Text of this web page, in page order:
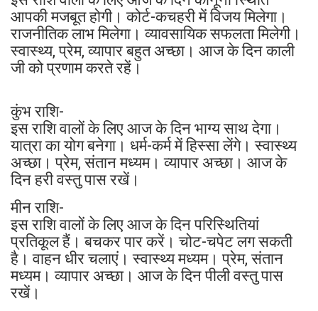
आपकी मजबूत होगी। कोर्ट-कचहरी में विजय मिलेगा।
राजनीतिक लाभ मिलेगा। व्यावसायिक सफलता मिलेगी।
स्वास्थ्य, प्रेम, व्यापार बहुत अच्छा। आज के दिन काली
जी को प्रणाम करते रहें।
कुंभ राशि-
इस राशि वालों के लिए आज के दिन भाग्य साथ देगा।
यात्रा का योग बनेगा। धर्म-कर्म में हिस्सा लेंगे। स्वास्थ्य
अच्छा। प्रेम, संतान मध्यम। व्यापार अच्छा। आज के
दिन हरी वस्तु पास रखें।
मीन राशि-
इस राशि वालों के लिए आज के दिन परिस्थितियां
प्रतिकूल हैं। बचकर पार करें। चोट-चपेट लग सकती
है। वाहन धीर चलाएं। स्वास्थ्य मध्यम। प्रेम, संतान
मध्यम। व्यापार अच्छा। आज के दिन पीली वस्तु पास
रखें।